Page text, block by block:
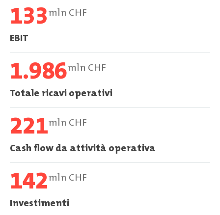
133mln CHF
EBIT
1.986mln CHF
Totale ricavi operativi
221mln CHF
Cash flow da attività operativa
142mln CHF
Investimenti